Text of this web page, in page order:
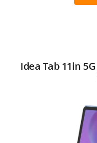
Idea Tab 11in